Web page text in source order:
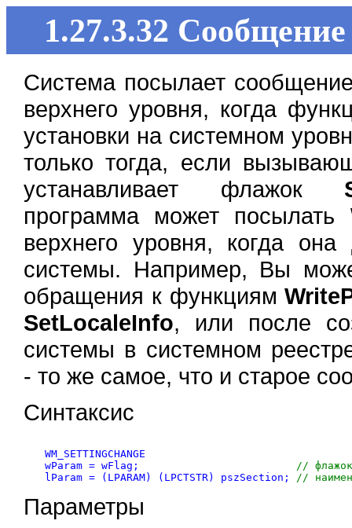
1.27.3.32
Система посылает
верхнего уровня, когда
установки на системном
только тогда, если
устанавливает флажок
программа может посылать
верхнего уровня, когда
системы. Например, Вы
обращения к функциям
SetLocaleInfo, или после
системы в системном
- то же самое, что и старое
Синтаксис
WM_SETTINGCHANGE
wParam = wFlag;
// флажок
lParam = (LPARAM) (LPCTSTR) pszSection;
//
Параметры